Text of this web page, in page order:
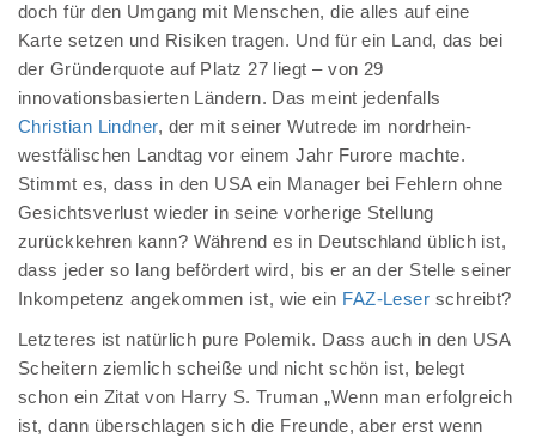
doch für den Umgang mit Menschen, die alles auf eine
Karte setzen und Risiken tragen. Und für ein Land, das bei
der Gründerquote auf Platz 27 liegt – von 29
innovationsbasierten Ländern. Das meint jedenfalls
Christian Lindner, der mit seiner Wutrede im nordrhein-
westfälischen Landtag vor einem Jahr Furore machte.
Stimmt es, dass in den USA ein Manager bei Fehlern ohne
Gesichtsverlust wieder in seine vorherige Stellung
zurückkehren kann? Während es in Deutschland üblich ist,
dass jeder so lang befördert wird, bis er an der Stelle seiner
Inkompetenz angekommen ist, wie ein FAZ-Leser schreibt?
Letzteres ist natürlich pure Polemik. Dass auch in den USA
Scheitern ziemlich scheiße und nicht schön ist, belegt
schon ein Zitat von Harry S. Truman „Wenn man erfolgreich
ist, dann überschlagen sich die Freunde, aber erst wenn